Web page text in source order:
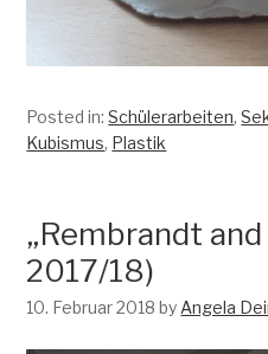
Posted in:Schülerarbeiten,
Kubismus, Plastik
„Rembrandt and
2017/18)
10. Februar 2018 by Angela